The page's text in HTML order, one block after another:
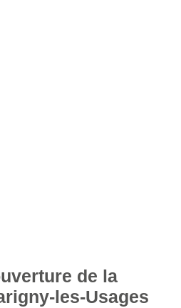
de la
les-Usages